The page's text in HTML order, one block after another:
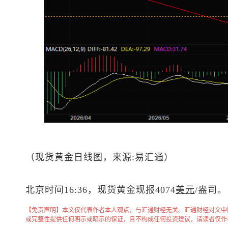
（现货黄金 日线图，来源:易汇通）
北京时间16:36， 现货黄金现报4074美元/盎司。
【免责声明】本文仅代表作者本人观点，与汇通财经无关。汇通财经对文
或完整性提供任何明示或暗示的保证，且不构成任何投资建议，请读者仅